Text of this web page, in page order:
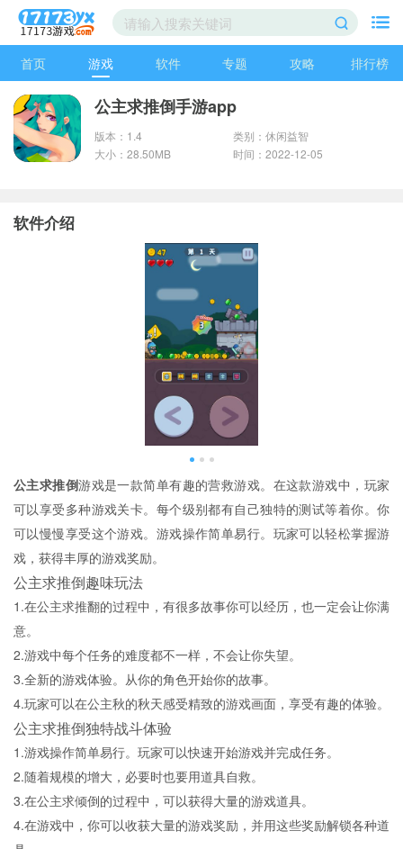
首页 游戏 软件 专题 攻略 排行榜
公主求推倒手游app
版本：1.4
类别：休闲益智
大小：28.50MB
时间：2022-12-05
软件介绍
公主求推倒游戏是一款简单有趣的营救游戏。在这款游戏中，玩家
可以享受多种游戏关卡。每个级别都有自己独特的测试等着你。你
可以慢慢享受这个游戏。游戏操作简单易行。玩家可以轻松掌握游
戏，获得丰厚的游戏奖励。
公主求推倒趣味玩法
1.在公主求推翻的过程中，有很多故事你可以经历，也一定会让你满
意。
2.游戏中每个任务的难度都不一样，不会让你失望。
3.全新的游戏体验。从你的角色开始你的故事。
4.玩家可以在公主秋的秋天感受精致的游戏画面，享受有趣的体验。
公主求推倒独特战斗体验
1.游戏操作简单易行。玩家可以快速开始游戏并完成任务。
2.随着规模的增大，必要时也要用道具自救。
3.在公主求倾倒的过程中，可以获得大量的游戏道具。
4.在游戏中，你可以收获大量的游戏奖励，并用这些奖励解锁各种道